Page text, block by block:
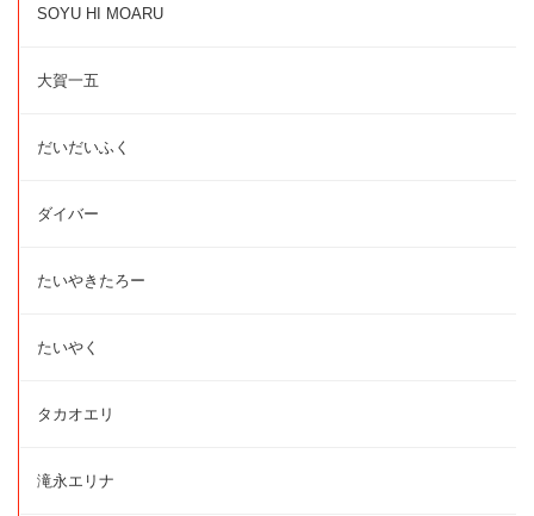
SOYU HI MOARU
大賀一五
だいだいふく
ダイバー
たいやきたろー
たいやく
タカオエリ
滝永エリナ